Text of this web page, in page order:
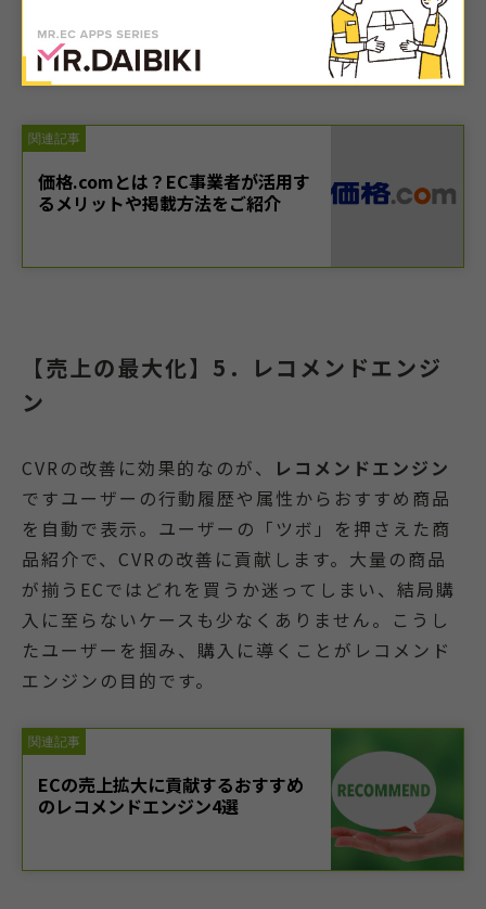
【売上の最大化】5．レコメンドエンジ
ン
CVRの改善に効果的なのが、
レコメンドエンジン
ですユーザーの行動履歴や属性からおすすめ商品
を自動で表示。ユーザーの「ツボ」を押さえた商
品紹介で、CVRの改善に貢献します。大量の商品
が揃うECではどれを買うか迷ってしまい、結局購
入に至らないケースも少なくありません。こうし
たユーザーを掴み、購入に導くことがレコメンド
エンジンの目的です。